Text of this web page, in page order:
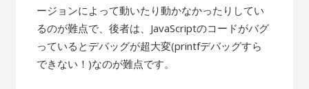
ージョンによって動いたり動かなかったりしてい
るのが難点で、後者は、JavaScriptのコードがバグ
っているとデバッグが超大変(printfデバッグすら
できない！)なのが難点です。